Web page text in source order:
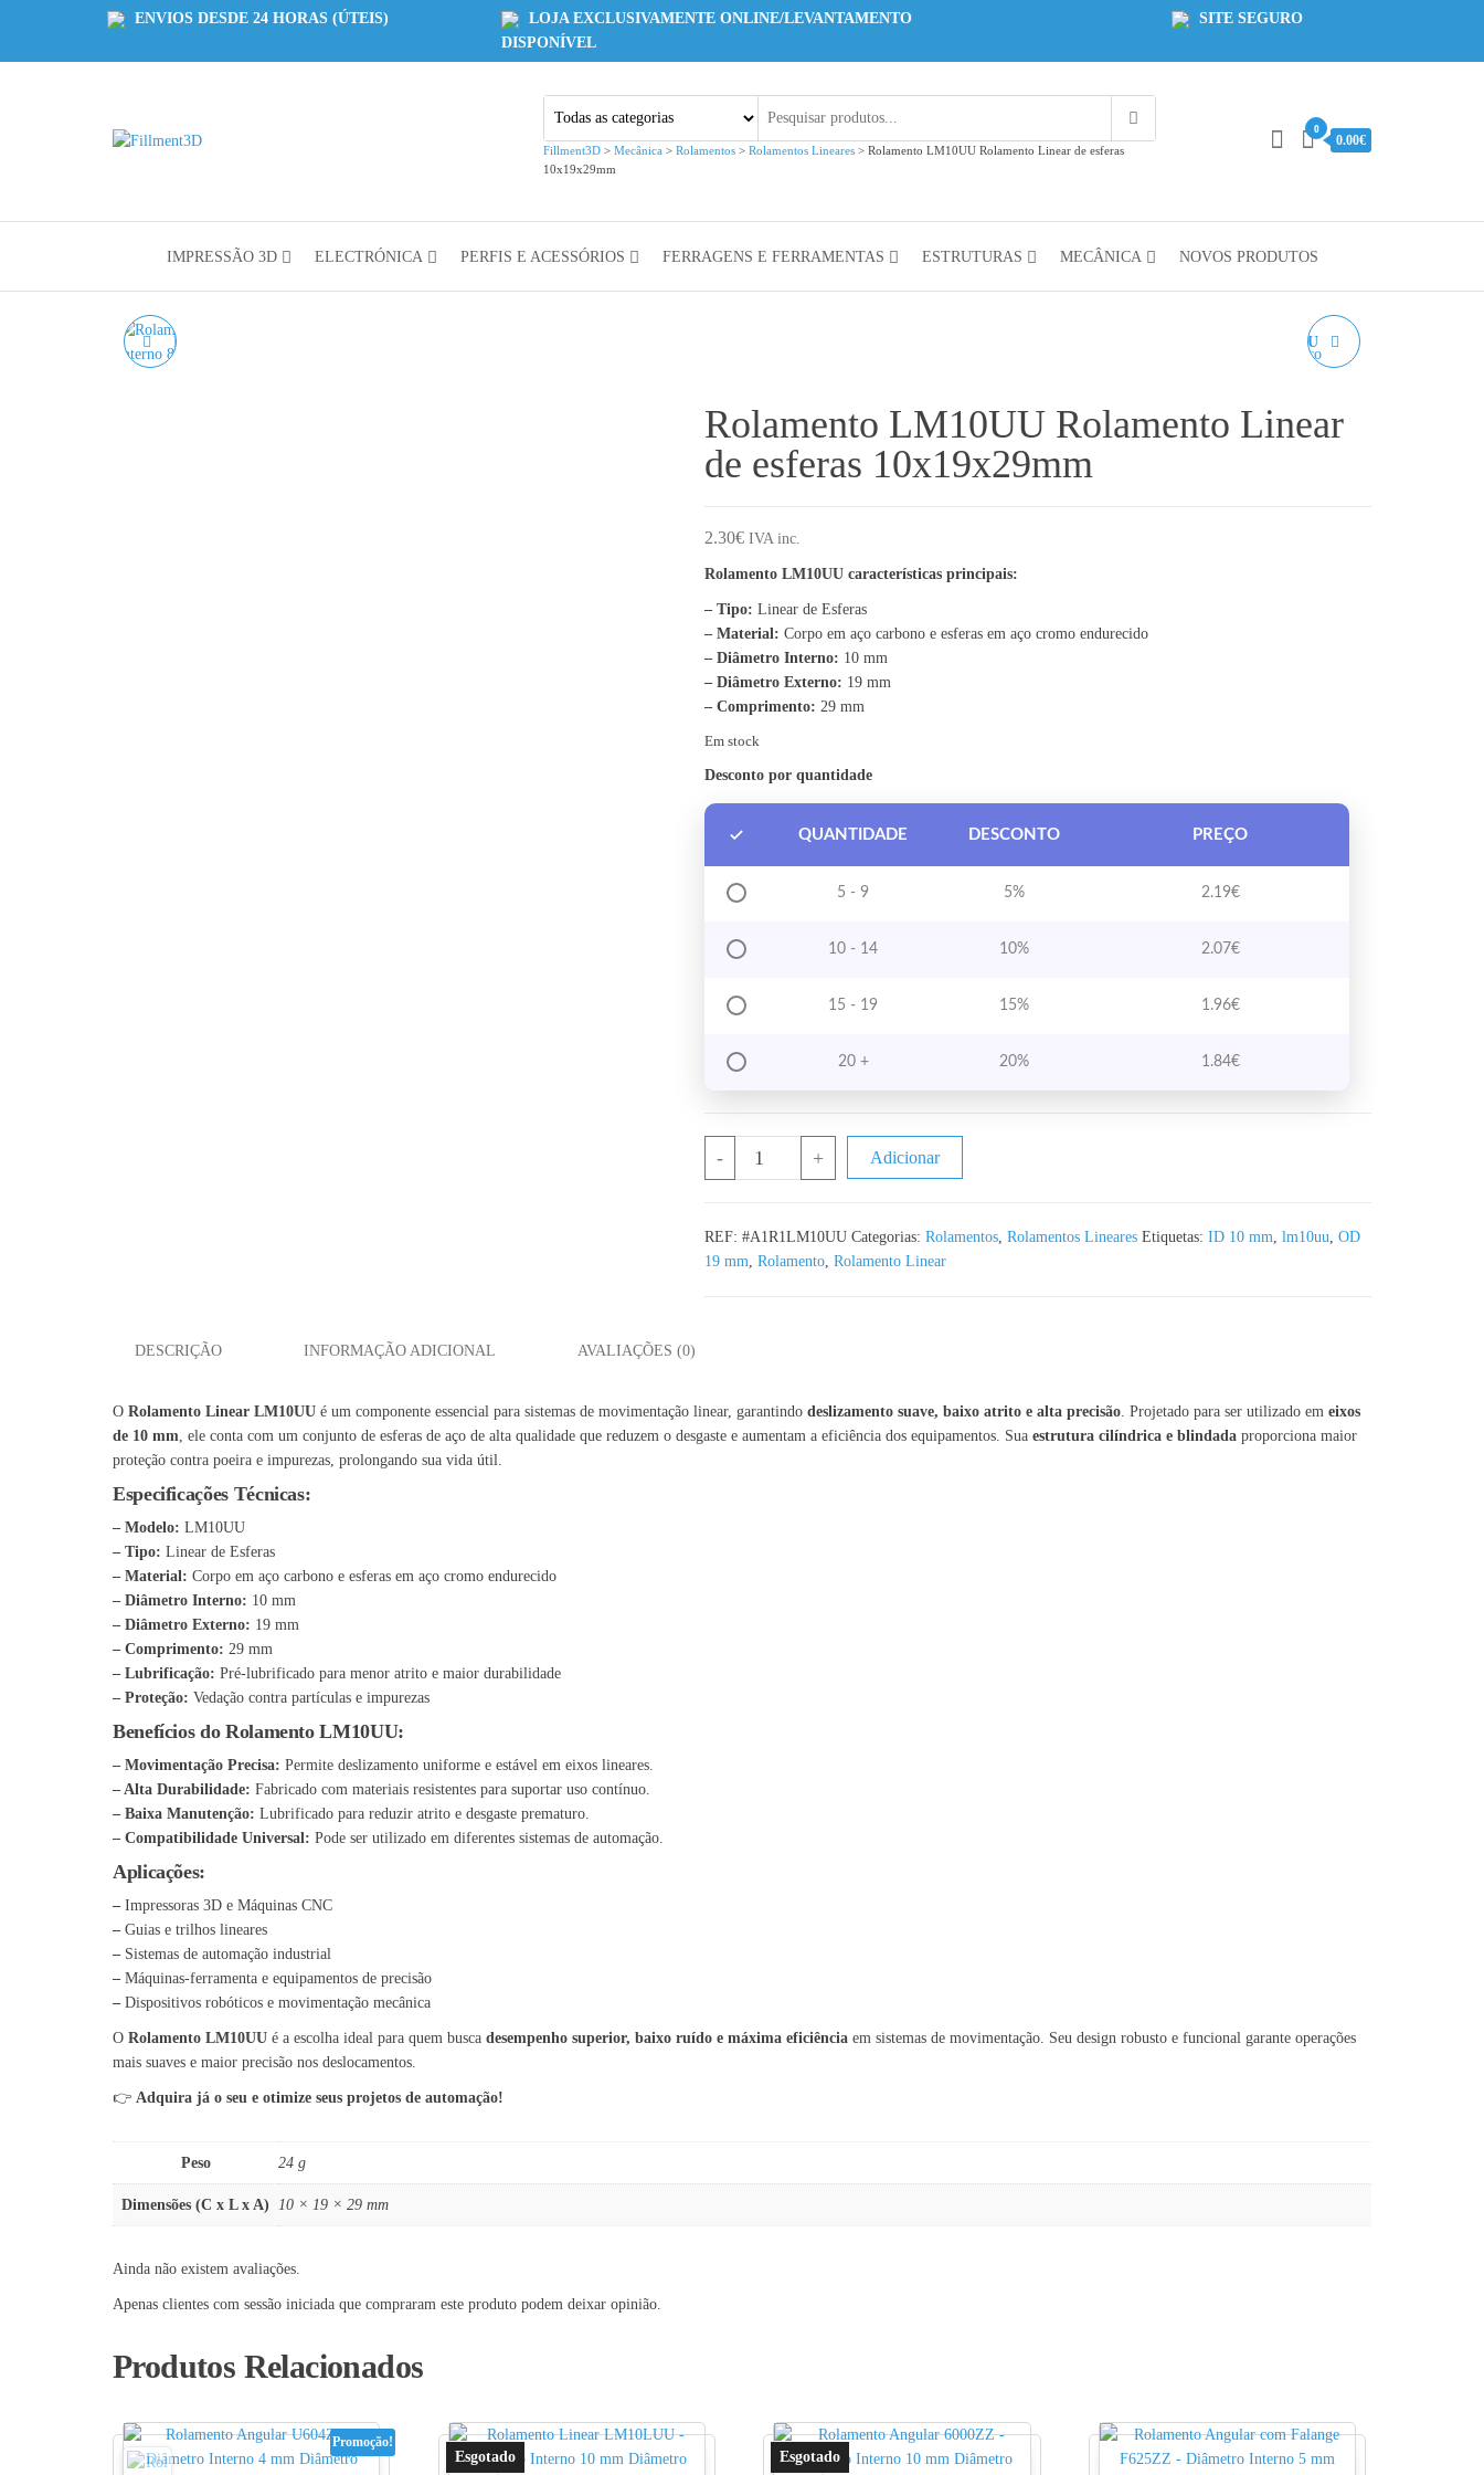
ENVIOS DESDE 24 HORAS (ÚTEIS)
LOJA EXCLUSIVAMENTE ONLINE/LEVANTAMENTO
DISPONÍVEL
SITE SEGURO
Fillment3D > Mecânica > Rolamentos > Rolamentos Lineares > Rolamento LM10UU Rolamento Linear de esferas
10x19x29mm
0
0.00€
IMPRESSÃO 3D ELECTRÓNICA PERFIS E ACESSÓRIOS FERRAGENS E FERRAMENTAS ESTRUTURAS MECÂNICA NOVOS PRODUTOS
ROLAMENTO LM8UU ROLAMENTO LM12UU
Rolamento LM10UU Rolamento Linear
de esferas 10x19x29mm
2.30€ IVA inc.
Rolamento LM10UU características principais:
– Tipo: Linear de Esferas
– Material: Corpo em aço carbono e esferas em aço cromo endurecido
– Diâmetro Interno: 10 mm
– Diâmetro Externo: 19 mm
– Comprimento: 29 mm
Em stock
Desconto por quantidade
QUANTIDADE DESCONTO PREÇO
5 - 9 5% 2.19€
10 - 14 10% 2.07€
15 - 19 15% 1.96€
20 + 20% 1.84€
- + Adicionar
REF: #A1R1LM10UU Categorias: Rolamentos, Rolamentos Lineares Etiquetas: ID 10 mm, lm10uu, OD
19 mm, Rolamento, Rolamento Linear
DESCRIÇÃO INFORMAÇÃO ADICIONAL AVALIAÇÕES (0)
O Rolamento Linear LM10UU é um componente essencial para sistemas de movimentação linear, garantindo deslizamento suave, baixo atrito e alta precisão . Projetado para ser utilizado em eixos
de 10 mm , ele conta com um conjunto de esferas de aço de alta qualidade que reduzem o desgaste e aumentam a eficiência dos equipamentos. Sua estrutura cilíndrica e blindada proporciona maior
proteção contra poeira e impurezas, prolongando sua vida útil.
Especificações Técnicas:
– Modelo: LM10UU
– Tipo: Linear de Esferas
– Material: Corpo em aço carbono e esferas em aço cromo endurecido
– Diâmetro Interno: 10 mm
– Diâmetro Externo: 19 mm
– Comprimento: 29 mm
– Lubrificação: Pré-lubrificado para menor atrito e maior durabilidade
– Proteção: Vedação contra partículas e impurezas
Benefícios do Rolamento LM10UU:
– Movimentação Precisa: Permite deslizamento uniforme e estável em eixos lineares.
– Alta Durabilidade: Fabricado com materiais resistentes para suportar uso contínuo.
– Baixa Manutenção: Lubrificado para reduzir atrito e desgaste prematuro.
– Compatibilidade Universal: Pode ser utilizado em diferentes sistemas de automação.
Aplicações:
– Impressoras 3D e Máquinas CNC
– Guias e trilhos lineares
– Sistemas de automação industrial
– Máquinas-ferramenta e equipamentos de precisão
– Dispositivos robóticos e movimentação mecânica
O Rolamento LM10UU é a escolha ideal para quem busca desempenho superior, baixo ruído e máxima eficiência em sistemas de movimentação. Seu design robusto e funcional garante operações
mais suaves e maior precisão nos deslocamentos.
👉 Adquira já o seu e otimize seus projetos de automação!
Peso 24 g
Dimensões (C x L x A) 10 × 19 × 29 mm
Ainda não existem avaliações.
Apenas clientes com sessão iniciada que compraram este produto podem deixar opinião.
Produtos Relacionados
Promoção!